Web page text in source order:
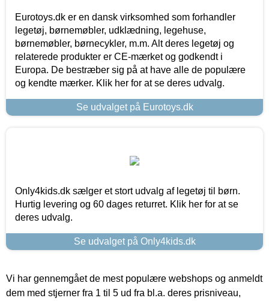
Eurotoys.dk er en dansk virksomhed som forhandler
legetøj, børnemøbler, udklædning, legehuse,
børnemøbler, børnecykler, m.m. Alt deres legetøj og
relaterede produkter er CE-mærket og godkendt i
Europa. De bestræber sig på at have alle de populære
og kendte mærker. Klik her for at se deres udvalg.
Se udvalget på Eurotoys.dk
Only4kids.dk sælger et stort udvalg af legetøj til børn.
Hurtig levering og 60 dages returret. Klik her for at se
deres udvalg.
Se udvalget på Only4kids.dk
Vi har gennemgået de mest populære webshops og anmeldt
dem med stjerner fra 1 til 5 ud fra bl.a. deres prisniveau,